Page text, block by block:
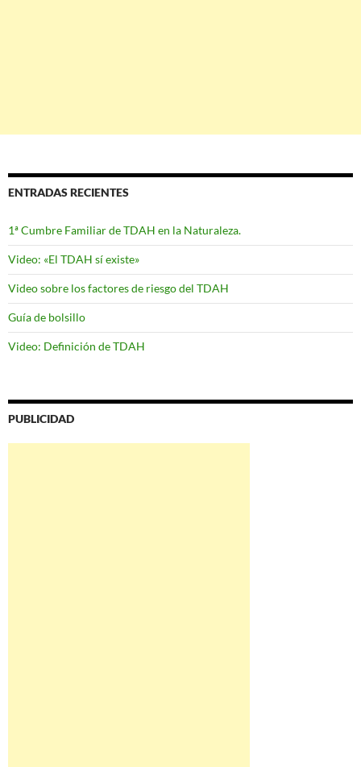
ENTRADAS RECIENTES
1ª Cumbre Familiar de TDAH en la Naturaleza.
Video: «El TDAH sí existe»
Video sobre los factores de riesgo del TDAH
Guía de bolsillo
Video: Definición de TDAH
PUBLICIDAD